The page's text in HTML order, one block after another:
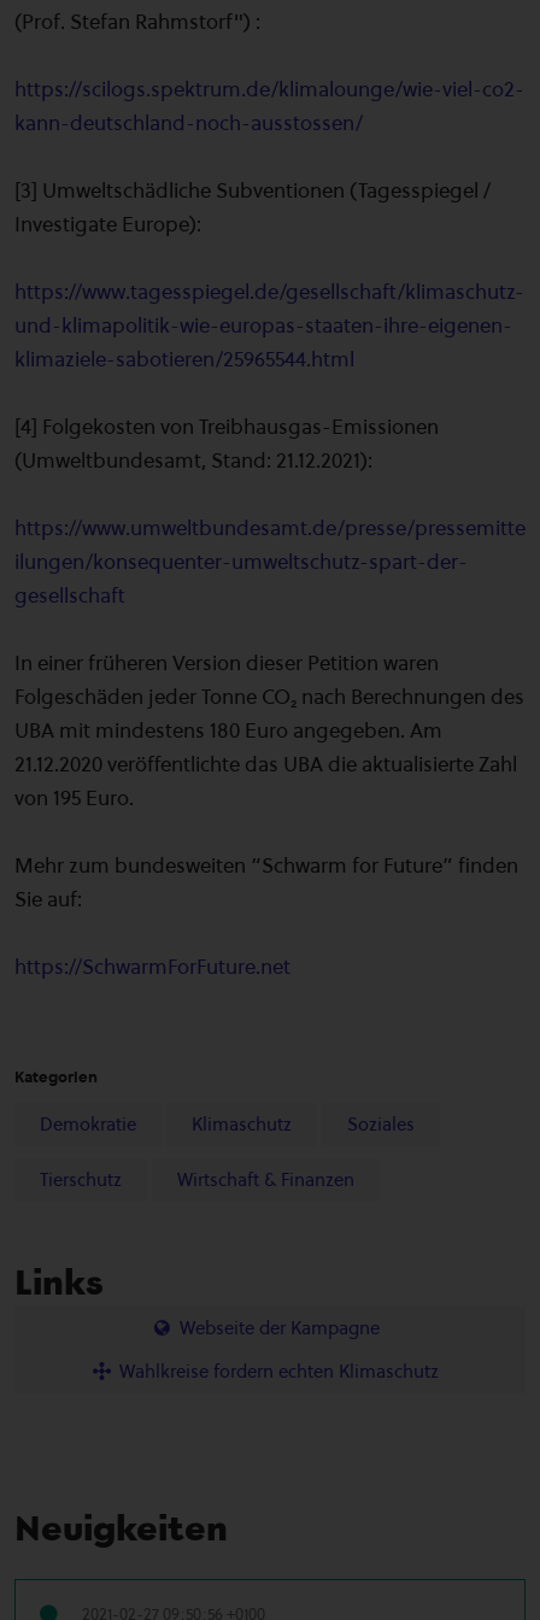
(Prof. Stefan Rahmstorf") :
https://scilogs.spektrum.de/klimalounge/wie-viel-co2-
kann-deutschland-noch-ausstossen/
[3] Umweltschädliche Subventionen (Tagesspiegel /
Investigate Europe):
https://www.tagesspiegel.de/gesellschaft/klimaschutz-
und-klimapolitik-wie-europas-staaten-ihre-eigenen-
klimaziele-sabotieren/25965544.html
[4] Folgekosten von Treibhausgas-Emissionen
(Umweltbundesamt, Stand: 21.12.2021):
https://www.umweltbundesamt.de/presse/pressemitte
ilungen/konsequenter-umweltschutz-spart-der-
gesellschaft
In einer früheren Version dieser Petition waren
Folgeschäden jeder Tonne CO₂ nach Berechnungen des
UBA mit mindestens 180 Euro angegeben. Am
21.12.2020 veröffentlichte das UBA die aktualisierte Zahl
von 195 Euro.
Mehr zum bundesweiten “Schwarm for Future” finden
Sie auf:
https://SchwarmForFuture.net
Kategorien
Demokratie Klimaschutz Soziales
Tierschutz Wirtschaft & Finanzen
Links
Webseite der Kampagne
Wahlkreise fordern echten Klimaschutz
Neuigkeiten
2021-02-27 09:50:56 +0100